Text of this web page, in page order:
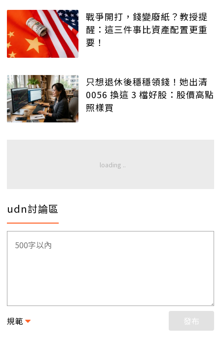
戰爭開打，錢變廢紙？教授提
醒：這三件事比資產配置更重
要！
只想退休後穩穩領錢！她出清
0056 換這 3 檔好股：股價高點
照樣買
udn討論區
規範 發布